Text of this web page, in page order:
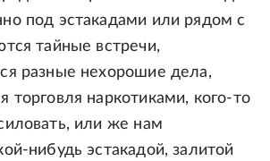
под эстакадами или рядом с
тайные встречи,
разные нехорошие дела,
торговля наркотиками, кого-то
или же нам
нибудь эстакадой, залитой